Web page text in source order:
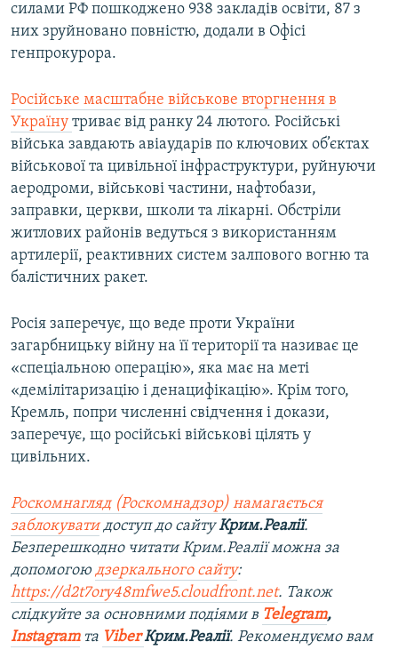
силами РФ пошкоджено 938 закладів освіти, 87 з
них зруйновано повністю, додали в Офісі
генпрокурора.
Російське масштабне військове вторгнення в
Україну триває від ранку 24 лютого. Російські
війська завдають авіаударів по ключових об’єктах
військової та цивільної інфраструктури, руйнуючи
аеродроми, військові частини, нафтобази,
заправки, церкви, школи та лікарні. Обстріли
житлових районів ведуться з використанням
артилерії, реактивних систем залпового вогню та
балістичних ракет.
Росія заперечує, що веде проти України
загарбницьку війну на її території та називає це
«спеціальною операцію», яка має на меті
«демілітаризацію і денацифікацію». Крім того,
Кремль, попри численні свідчення і докази,
заперечує, що російські військові цілять у
цивільних.
Роскомнагляд (Роскомнадзор) намагається
заблокуватидоступ до сайтуКрим.Реалії.
Безперешкодно читати Крим.Реалії можна за
допомогою дзеркального сайту:
https://d2t7ory48mfwe5.cloudfront.net. Також
слідкуйте за основними подіями в Telegram,
Instagramта ViberКрим.Реалії. Рекомендуємо вам